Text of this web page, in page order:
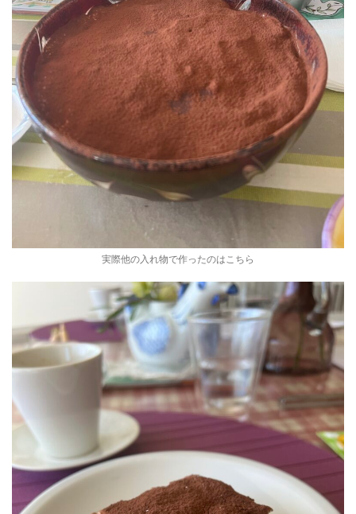
実際他の入れ物で作ったのはこちら